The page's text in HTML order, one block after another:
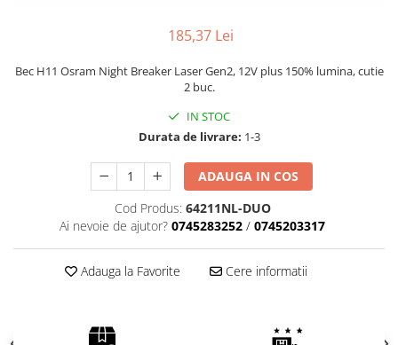
185,37 Lei
Bec H11 Osram Night Breaker Laser Gen2, 12V plus 150% lumina, cutie
2 buc.
IN STOC
Durata de livrare: 1-3
ADAUGA IN COS
Cod Produs: 64211NL-DUO
Ai nevoie de ajutor? 0745283252 / 0745203317
Adauga la Favorite Cere informatii